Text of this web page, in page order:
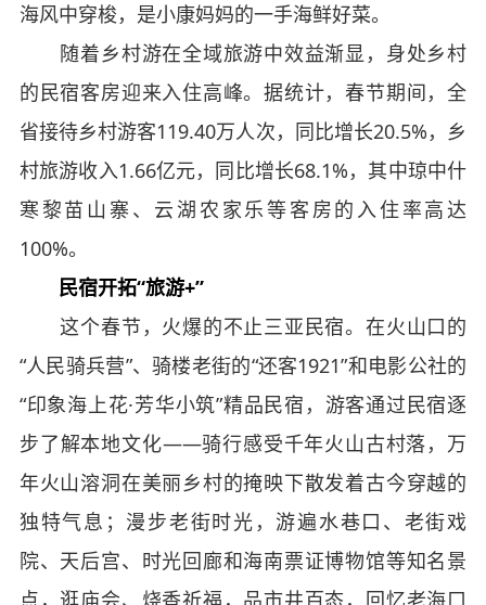
海风中穿梭，是小康妈妈的一手海鲜好菜。
随着乡村游在全域旅游中效益渐显，身处乡村
的民宿客房迎来入住高峰。据统计，春节期间，全
省接待乡村游客119.40万人次，同比增长20.5%，乡
村旅游收入1.66亿元，同比增长68.1%，其中琼中什
寒黎苗山寨、云湖农家乐等客房的入住率高达
100%。
民宿开拓“旅游+”
这个春节，火爆的不止三亚民宿。在火山口的
“人民骑兵营”、骑楼老街的“还客1921”和电影公社的
“印象海上花·芳华小筑”精品民宿，游客通过民宿逐
步了解本地文化——骑行感受千年火山古村落，万
年火山溶洞在美丽乡村的掩映下散发着古今穿越的
独特气息；漫步老街时光，游遍水巷口、老街戏
院、天后宫、时光回廊和海南票证博物馆等知名景
点，逛庙会、烧香祈福，品市井百态，回忆老海口